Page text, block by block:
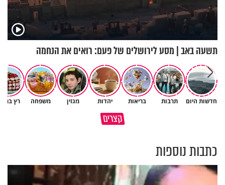
תשעה באב | מסע לירושלים של פעם: רואים את הנחמה
חדשות היום תרבות בריאות יהדות מגזין משפחה רץ
קצרים
כל מה שנשבר יכול להיבנות מחדש
גם השולחן שבת שאתם מסדרים
כתבות נוספות